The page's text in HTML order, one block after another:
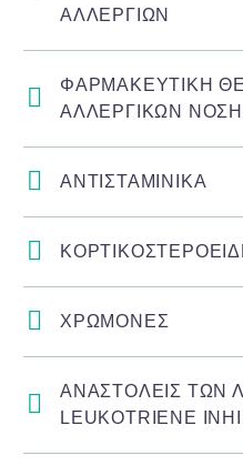
ΑΛΛΕΡΓΙΩΝ
ΦΑΡΜΑΚΕΥΤΙΚΗ
ΑΛΛΕΡΓΙΚΩΝ
ΑΝΤΙΣΤΑΜΙΝΙΚΑ
ΧΡΩΜΟΝΕΣ
ΑΝΑΣΤΟΛΕΙΣ ΤΩΝ
LEUKOTRIENE